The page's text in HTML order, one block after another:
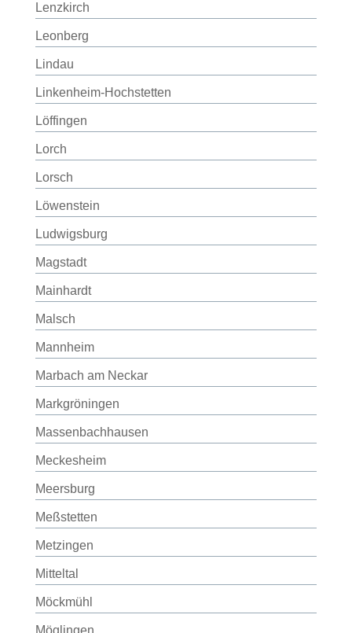
Lenzkirch
Leonberg
Lindau
Linkenheim-Hochstetten
Löffingen
Lorch
Lorsch
Löwenstein
Ludwigsburg
Magstadt
Mainhardt
Malsch
Mannheim
Marbach am Neckar
Markgröningen
Massenbachhausen
Meckesheim
Meersburg
Meßstetten
Metzingen
Mitteltal
Möckmühl
Möglingen